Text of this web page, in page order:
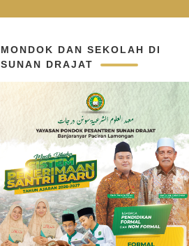
MONDOK DAN SEKOLAH DI
SUNAN DRAJAT